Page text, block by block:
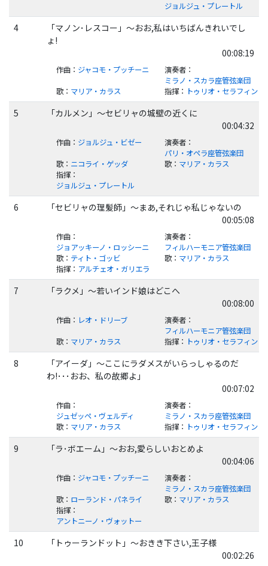
ジョルジュ・プレートル
4
「マノン･レスコー」～おお,私はいちばんきれいでし
ょ!
00:08:19
作曲： ジャコモ・プッチーニ 演奏者：
ミラノ・スカラ座管弦楽団
歌： マリア・カラス 指揮： トゥリオ・セラフィン
5
「カルメン」～セビリャの城壁の近くに
00:04:32
作曲： ジョルジュ・ビゼー 演奏者：
パリ・オペラ座管弦楽団
歌： ニコライ・ゲッダ 歌： マリア・カラス
指揮：
ジョルジュ・プレートル
6
「セビリャの理髪師」～まあ,それじゃ私じゃないの
00:05:08
作曲：
ジョアッキーノ・ロッシーニ
演奏者：
フィルハーモニア管弦楽団
歌： ティト・ゴッビ 歌： マリア・カラス
指揮： アルチェオ・ガリエラ
7
「ラクメ」～若いインド娘はどこへ
00:08:00
作曲： レオ・ドリーブ 演奏者：
フィルハーモニア管弦楽団
歌： マリア・カラス 指揮： トゥリオ・セラフィン
8
「アイーダ」～ここにラダメスがいらっしゃるのだ
わ!･･･おお、私の故郷よ」
00:07:02
作曲：
ジュゼッペ・ヴェルディ
演奏者：
ミラノ・スカラ座管弦楽団
歌： マリア・カラス 指揮： トゥリオ・セラフィン
9
「ラ･ボエーム」～おお,愛らしいおとめよ
00:04:06
作曲： ジャコモ・プッチーニ 演奏者：
ミラノ・スカラ座管弦楽団
歌： ローランド・パネライ 歌： マリア・カラス
指揮：
アントニーノ・ヴォットー
10
「トゥーランドット」～おきき下さい,王子様
00:02:26